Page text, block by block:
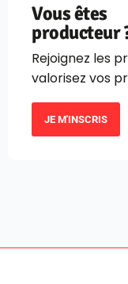
Vous êtes
producteur
Rejoignez les
valorisez vos
JE M'INSCRIS